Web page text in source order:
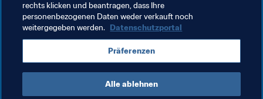
Verwandte Themen
Weltrangliste (Männer) FIFA-Weltrangliste
Kenya CAF
rechts klicken und beantragen, dass Ihre
personenbezogenen Daten weder verkauft noch
weitergegeben werden. Datenschutzportal
Präferenzen
Alle ablehnen